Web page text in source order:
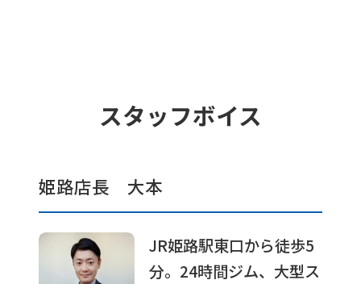
スタッフボイス
姫路店長 大本
JR姫路駅東口から徒歩5
分。24時間ジム、大型ス